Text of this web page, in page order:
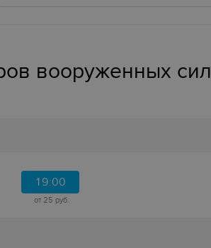
вооруженных
19:00
от 25 руб.